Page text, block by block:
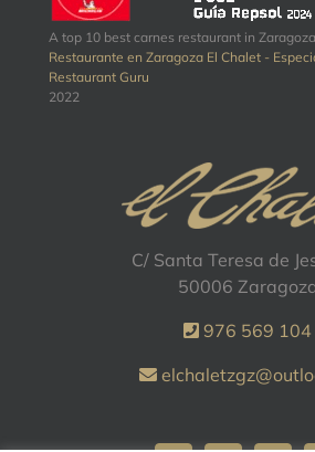
A top 10 best carnes restaurant in Zaragoza
Restaurante en Zaragoza El Chalet -
Restaurant Guru
2022
C/ Santa Teresa de
50006
976 569 104